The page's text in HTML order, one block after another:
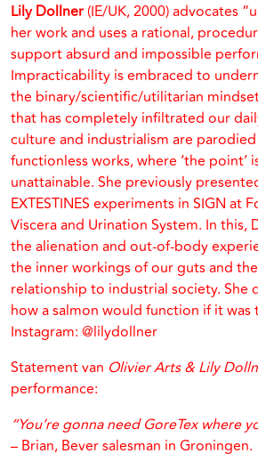
Lily Dollner (IE/UK, 2000) advocates
her work and uses a rational,
support absurd and impossible
Impracticability is embraced to
the binary/scientific/utilitarian
that has completely infiltrated our
culture and industrialism are
functionless works, where ‘the point’
unattainable. She previously
EXTESTINES experiments in SIGN at
Viscera and Urination System. In this,
the alienation and out-of-body
the inner workings of our guts and
relationship to industrial society. She
how a salmon would function if it
Instagram: @lilydollner
Statement van Olivier Arts & Lily
performance:
“You’re gonna need GoreTex where
– Brian, Bever salesman in Groningen.